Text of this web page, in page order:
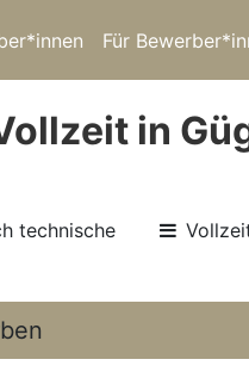
Für
in
technische